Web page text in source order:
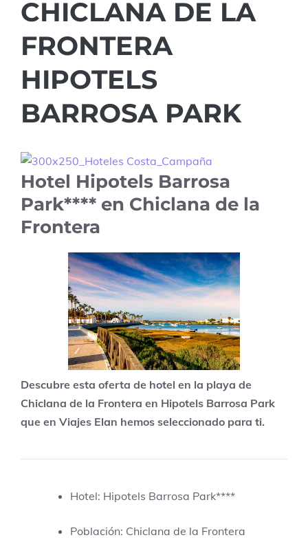
CHICLANA DE LA
FRONTERA
HIPOTELS
BARROSA PARK
Hotel Hipotels Barrosa
Park**** en Chiclana de la
Frontera
Descubre esta oferta de hotel en la playa de
Chiclana de la Frontera en Hipotels Barrosa Park
que en Viajes Elan hemos seleccionado para ti.
Hotel: Hipotels Barrosa Park****
Población: Chiclana de la Frontera